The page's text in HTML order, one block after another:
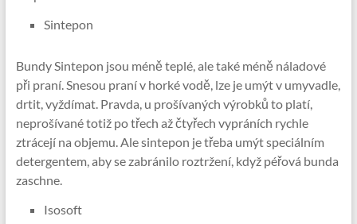
Sintepon
Bundy Sintepon jsou méně teplé, ale také méně náladové
při praní. Snesou praní v horké vodě, lze je umýt v umyvadle,
drtit, vyždímat. Pravda, u prošívaných výrobků to platí,
neprošívané totiž po třech až čtyřech vypráních rychle
ztrácejí na objemu. Ale sintepon je třeba umýt speciálním
detergentem, aby se zabránilo roztržení, když péřová bunda
zaschne.
Isosoft